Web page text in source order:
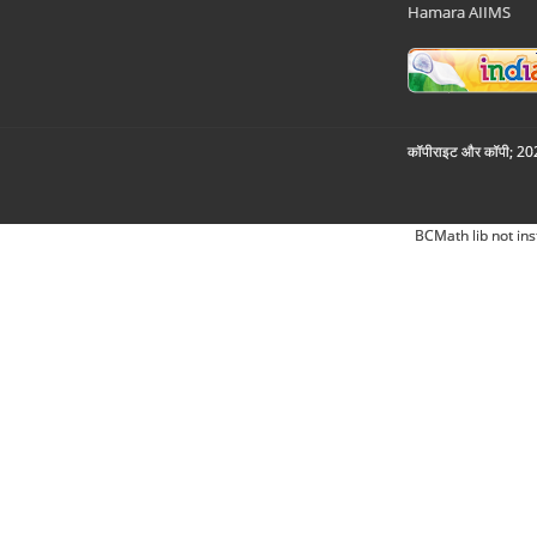
Hamara AIIMS
कॉपीराइट और कॉपी;
BCMath lib not